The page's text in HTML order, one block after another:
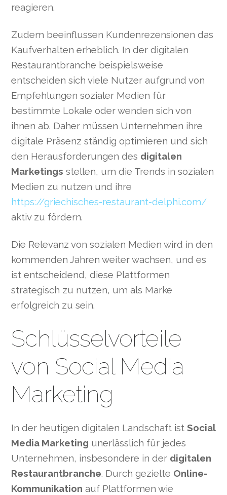
reagieren.
Zudem beeinflussen Kundenrezensionen das
Kaufverhalten erheblich. In der digitalen
Restaurantbranche beispielsweise
entscheiden sich viele Nutzer aufgrund von
Empfehlungen sozialer Medien für
bestimmte Lokale oder wenden sich von
ihnen ab. Daher müssen Unternehmen ihre
digitale Präsenz ständig optimieren und sich
den Herausforderungen des digitalen
Marketings stellen, um die Trends in sozialen
Medien zu nutzen und ihre
https://griechisches-restaurant-delphi.com/
aktiv zu fördern.
Die Relevanz von sozialen Medien wird in den
kommenden Jahren weiter wachsen, und es
ist entscheidend, diese Plattformen
strategisch zu nutzen, um als Marke
erfolgreich zu sein.
Schlüsselvorteile
von Social Media
Marketing
In der heutigen digitalen Landschaft istSocial
Media Marketing unerlässlich für jedes
Unternehmen, insbesondere in der digitalen
Restaurantbranche. Durch gezielte Online-
Kommunikation auf Plattformen wie